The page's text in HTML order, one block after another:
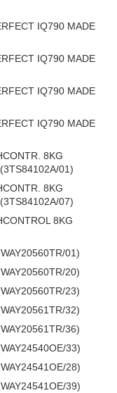
IQ790 MADE
IQ790 MADE
IQ790 MADE
IQ790 MADE
8KG
01)
8KG
07)
8KG
01)
20)
23)
32)
36)
33)
28)
39)